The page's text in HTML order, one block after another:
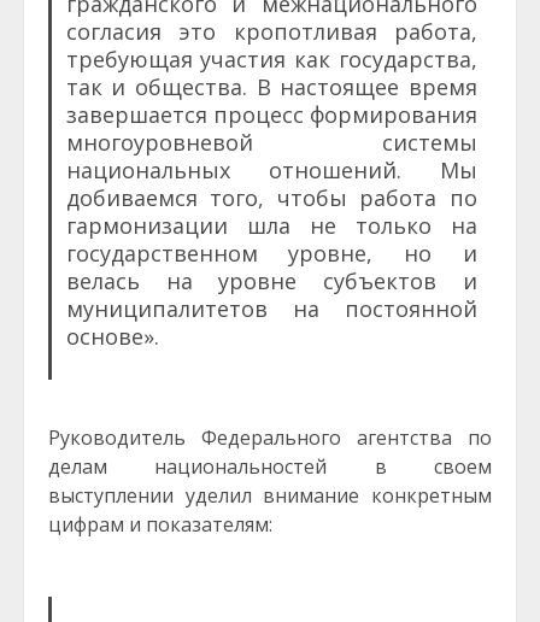
согласия это кропотливая работа,
требующая участия как государства,
так и общества. В настоящее время
завершается процесс формирования
многоуровневой системы
национальных отношений. Мы
добиваемся того, чтобы работа по
гармонизации шла не только на
государственном уровне, но и
велась на уровне субъектов и
муниципалитетов на постоянной
основе».
Руководитель Федерального агентства по
делам национальностей в своем
выступлении уделил внимание конкретным
цифрам и показателям: